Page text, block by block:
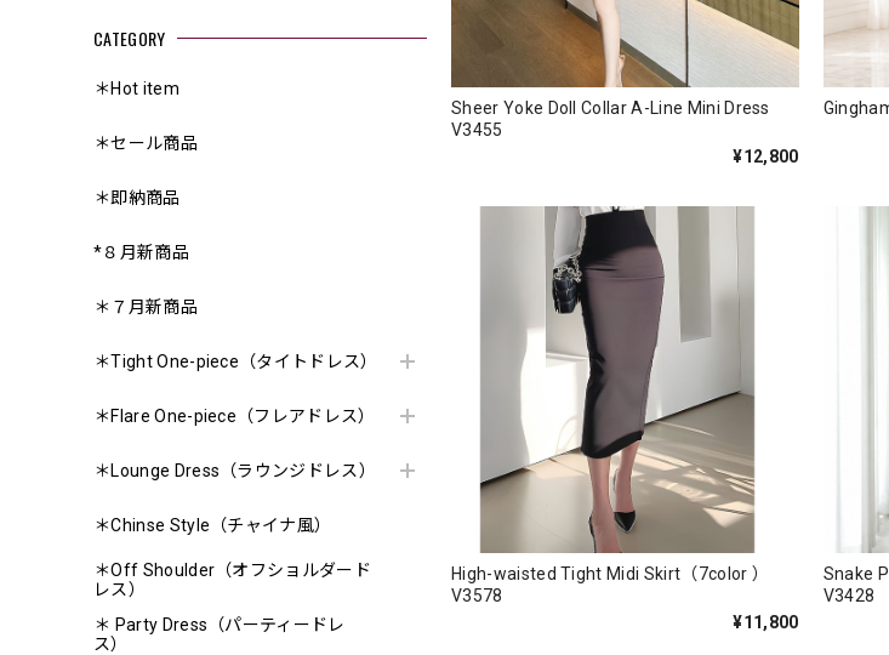
CATEGORY
＊Hot item
＊セール商品
＊即納商品
*８月新商品
＊７月新商品
＊Tight One-piece（タイトドレス）
＊Flare One-piece（フレアドレス）
＊Lounge Dress（ラウンジドレス）
＊Chinse Style（チャイナ風）
＊Off Shoulder（オフショルダード
レス）
＊ Party Dress（パーティードレ
ス）
Sheer Yoke Doll Collar A-Line Mini Dress
V3455
¥12,800
High-waisted Tight Midi Skirt（7color ）
V3578
¥11,800
Snake
V3428